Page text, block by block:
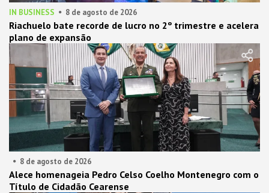
IN BUSINESS 8 de agosto de 2026
Riachuelo bate recorde de lucro no 2º trimestre e acelera
plano de expansão
8 de agosto de 2026
Alece homenageia Pedro Celso Coelho Montenegro com o
Título de Cidadão Cearense